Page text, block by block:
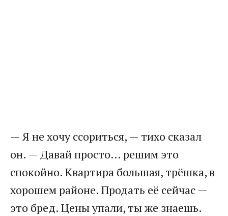
— Я не хочу ссориться, — тихо сказал
он. — Давай просто… решим это
спокойно. Квартира большая, трёшка, в
хорошем районе. Продать её сейчас —
это бред. Цены упали, ты же знаешь.